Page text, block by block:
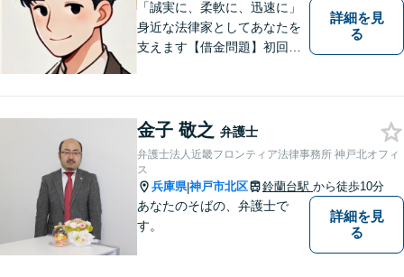
「誠実に、柔軟に、迅速に」
身近な法律家としてあなたを
支えます【借金問題】初回相
生後の手続き・トラブル対応
までワンストップで対応【オ
ンライン面談OK】
詳細を見
る
金子 敬之 弁護士
弁護士法人近畿フロンティア法律事務所 神戸北オフィ
ス
兵庫県|神戸市北区 鈴蘭台駅 から徒歩10分
あなたのそばの、弁護士で
す。
詳細を見
る